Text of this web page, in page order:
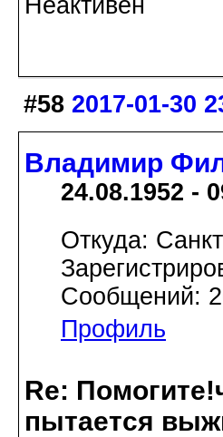
Неактивен
#58 2017-01-30
Владимир
24.08.1952 -
Откуда:
Сообщений:
Профиль
Re:
пытается